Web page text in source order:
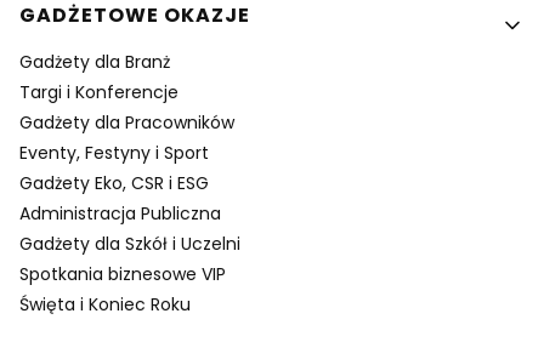
GADŻETOWE OKAZJE
Gadżety dla Branż
Targi i Konferencje
Gadżety dla Pracowników
Eventy, Festyny i Sport
Gadżety Eko, CSR i ESG
Administracja Publiczna
Gadżety dla Szkół i Uczelni
Spotkania biznesowe VIP
Święta i Koniec Roku